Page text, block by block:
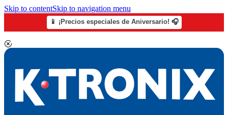
Skip to contentSkip to navigation menu
📱 ¡Precios especiales de Aniversario! 🎧